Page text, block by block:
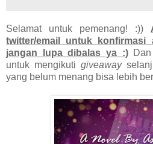
Selamat untuk pemenang! :))
twitter/email untuk konfirmasi
jangan lupa dibalas ya :)Dan
untuk mengikuti giveaway
yang belum menang bisa lebih